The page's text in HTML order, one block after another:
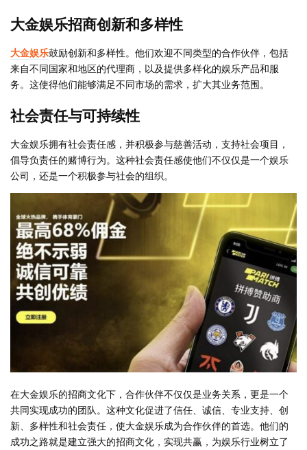
大金娱乐招商创新和多样性
大金娱乐鼓励创新和多样性。他们欢迎不同类型的合作伙伴，包括
来自不同国家和地区的代理商，以及提供多样化的娱乐产品和服
务。这使得他们能够满足不同市场的需求，扩大其业务范围。
社会责任与可持续性
大金娱乐拥有社会责任感，并积极参与慈善活动，支持社会项目，
倡导负责任的赌博行为。这种社会责任感使他们不仅仅是一个娱乐
公司，还是一个积极参与社会的组织。
在大金娱乐的招商文化下，合作伙伴不仅仅是业务关系，更是一个
共同实现成功的团队。这种文化促进了信任、诚信、专业支持、创
新、多样性和社会责任，使大金娱乐成为合作伙伴的首选。他们的
成功之路就是建立强大的招商文化，实现共赢，为娱乐行业树立了